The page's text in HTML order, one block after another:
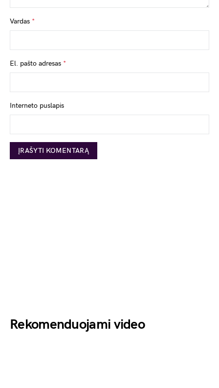
Vardas *
El. pašto adresas *
Interneto puslapis
Rekomenduojami video